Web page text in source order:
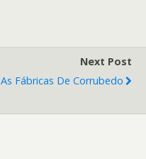
Next Post
As Fábricas De Corrubedo